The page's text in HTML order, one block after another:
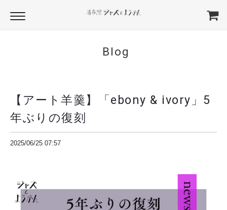
Blog
【アート羊羹】「ebony & ivory」5
年ぶりの復刻
2025/06/25 07:57